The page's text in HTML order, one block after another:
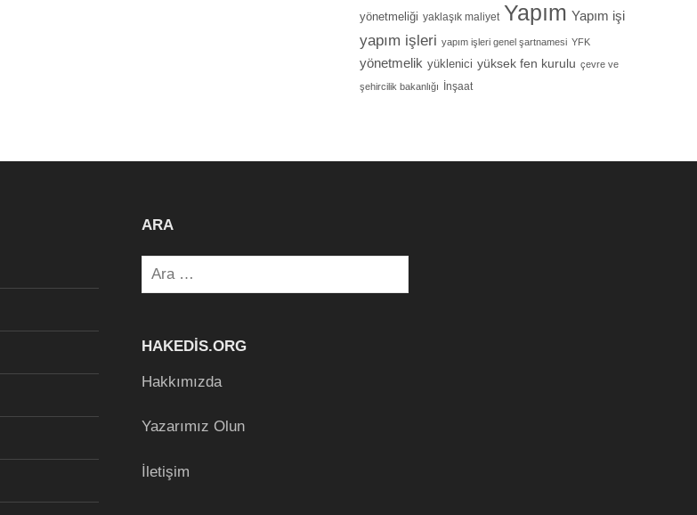
yönetmeliği yaklaşık maliyet Yapım Yapım işi
yapım işleri yapım işleri genel şartnamesi YFK
yönetmelik yüklenici yüksek fen kurulu çevre ve
şehircilik bakanlığı İnşaat
ARA
Arama:
HAKEDIS.ORG
Hakkımızda
Yazarımız Olun
İletişim